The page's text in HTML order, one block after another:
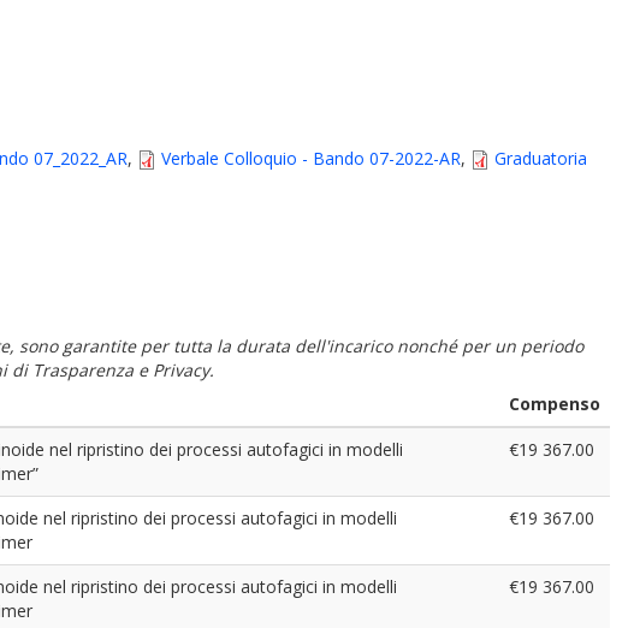
07_2022_AR, Verbale Colloquio - Bando 07-2022-AR,
Graduatoria
garantite per tutta la durata dell'incarico nonché per un periodo
Trasparenza e Privacy.
Compenso
nel ripristino dei processi autofagici in modelli
€19 367.00
nel ripristino dei processi autofagici in modelli
€19 367.00
nel ripristino dei processi autofagici in modelli
€19 367.00